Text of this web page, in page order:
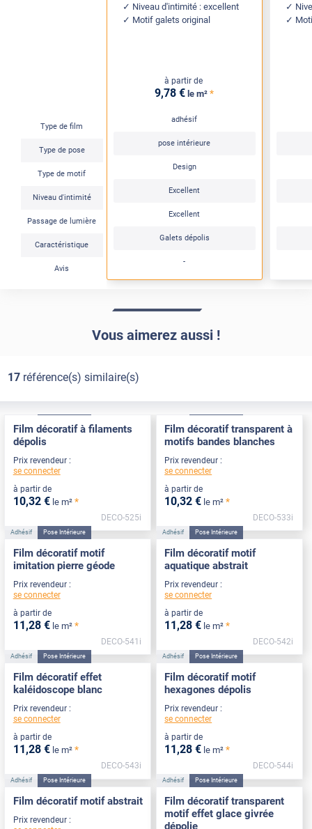
Type de film
Type de pose
Type de motif
Niveau d'intimité
Passage de lumière
Caractéristique
Avis
Niveau d'intimité : excellent
Motif galets original
à partir de
9,78 € le m² *
adhésif
pose intérieure
Design
Excellent
Excellent
Galets dépolis
-
Vous aimerez aussi !
17référence(s) similaire(s)
Film décoratif à filaments
dépolis
Prix revendeur :
se connecter
à partir de
10,32 € le m² *
DECO-525i
Film décoratif transparent à
motifs bandes blanches
Prix revendeur :
se connecter
à partir de
10,32 € le m² *
DECO-533i
Adhésif Pose Intérieure
Film décoratif motif
imitation pierre géode
Prix revendeur :
se connecter
à partir de
11 ,28 € le m² *
DECO-541i
Adhésif Pose Intérieure
Film décoratif motif
aquatique abstrait
Prix revendeur :
se connecter
à partir de
11 ,28 € le m² *
DECO-542i
Adhésif Pose Intérieure
Film décoratif effet
kaléidoscope blanc
Prix revendeur :
se connecter
à partir de
11 ,28 € le m² *
DECO-543i
Adhésif Pose Intérieure
Film décoratif motif
hexagones dépolis
Prix revendeur :
se connecter
à partir de
11 ,28 € le m² *
DECO-544i
Adhésif Pose Intérieure
Film décoratif motif abstrait
Prix revendeur :
Adhésif Pose Intérieure
Film décoratif transparent
motif effet glace givrée
dépolie